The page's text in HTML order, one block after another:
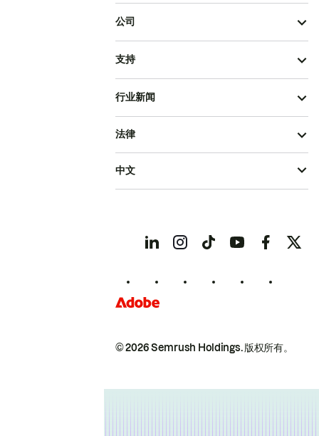
公司
支持
行业新闻
© 2026 Semrush Holdings.版权所有。
法律
中文